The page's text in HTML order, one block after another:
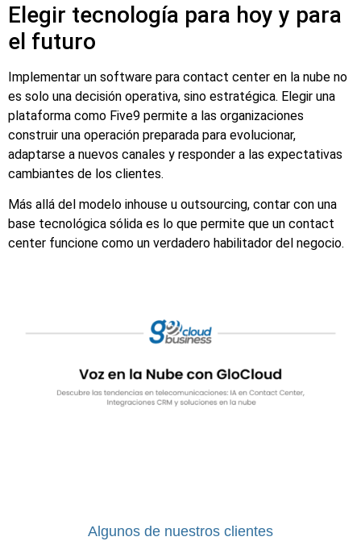
Elegir tecnología para hoy y para
el futuro
Implementar un software para contact center en la nube no
es solo una decisión operativa, sino estratégica. Elegir una
plataforma como Five9 permite a las organizaciones
construir una operación preparada para evolucionar,
adaptarse a nuevos canales y responder a las expectativas
cambiantes de los clientes.
Más allá del modelo inhouse u outsourcing, contar con una
base tecnológica sólida es lo que permite que un contact
center funcione como un verdadero habilitador del negocio.
Algunos de nuestros clientes